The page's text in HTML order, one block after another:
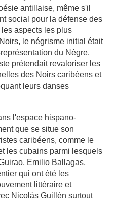
antillaise, même s'il
social pour la défense des
aspects les plus
le négrisme initial était
du Nègre.
prétendait revaloriser les
des Noirs caribéens et
leurs danses
l'espace hispano-
que se situe son
caribéens, comme le
les cubains parmi lesquels
Emilio Ballagas,
qui ont été les
littéraire et
Nicolás Guillén surtout